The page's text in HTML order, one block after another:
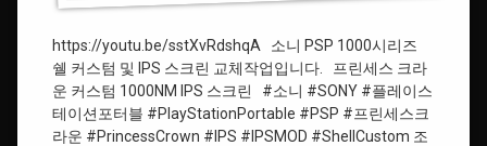
#Persona3
#ShellCustom
https://youtu.be/sstXvRdshqA 소니 PSP 1000시리즈
쉘 커스텀 및 IPS 스크린 교체작업입니다. 프린세스 크라
운 커스텀 1000NM IPS 스크린 #소니 #SONY #플레이스
테이션포터블 #PlayStationPortable #PSP #프린세스크
라운 #PrincessCrown #IPS #IPSMOD #ShellCustom 조
#PrincessCrown
#IPS